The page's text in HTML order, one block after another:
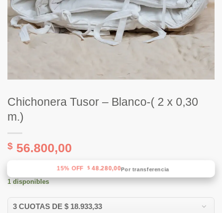
Chichonera Tusor – Blanco-( 2 x 0,30
m.)
$ 56.800,00
15% OFF $48.280,00Por transferencia
1 disponibles